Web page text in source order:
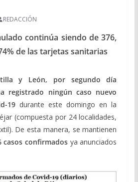
REDACCIÓN
continúa siendo de 376,
de las tarjetas sanitarias
y León, por segundo día
registrado ningún caso nuevo
19 durante este domingo en la
(compuesta por 24 localidades,
De esta manera, se mantienen
casos confirmados ya anunciados